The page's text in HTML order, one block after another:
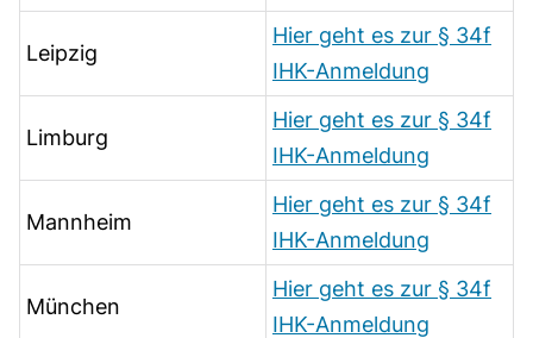
Leipzig
Hier geht es zur § 34f
IHK-Anmeldung
Limburg
Hier geht es zur § 34f
IHK-Anmeldung
Mannheim
Hier geht es zur § 34f
IHK-Anmeldung
München
Hier geht es zur § 34f
IHK-Anmeldung